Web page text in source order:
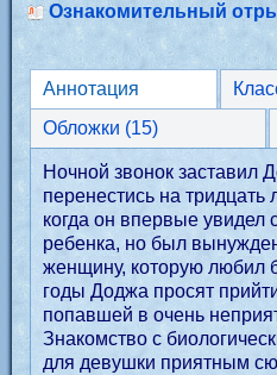
Ознакомительный
Аннотация
Обложки (15)
Ночной звонок заставил
перенестись на тридцать
когда он впервые увидел
ребенка, но был
женщину, которую любил
годы Доджа просят
попавшей в очень
Знакомство с
для девушки приятным